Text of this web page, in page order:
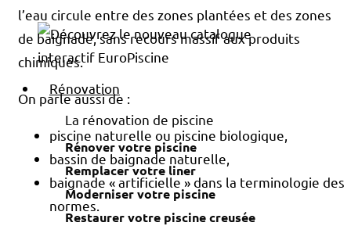
Rénovation
La rénovation de piscine
Rénover votre piscine
Remplacer votre liner
Moderniser votre piscine
Restaurer votre piscine creusée
l’eau circule entre des zones plantées et des zones
de baignade, sans recours massif aux produits
chimiques.
On parle aussi de :
piscine naturelle ou piscine biologique,
bassin de baignade naturelle,
baignade « artificielle » dans la terminologie des
normes.